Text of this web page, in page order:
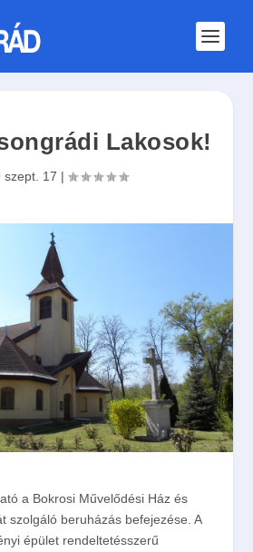
Lakosok!
szept. 17 |
a Bokrosi Művelődési Ház és
szolgáló beruházás befejezése. A
épület rendeltetésszerű